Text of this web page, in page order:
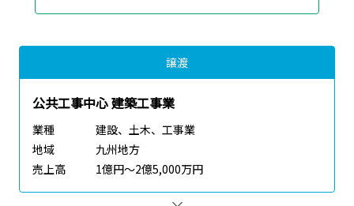
譲渡
公共工事中心 建築工事業
業種
建設、土木、工事業
地域
九州地方
売上高
1億円～2億5,000万円